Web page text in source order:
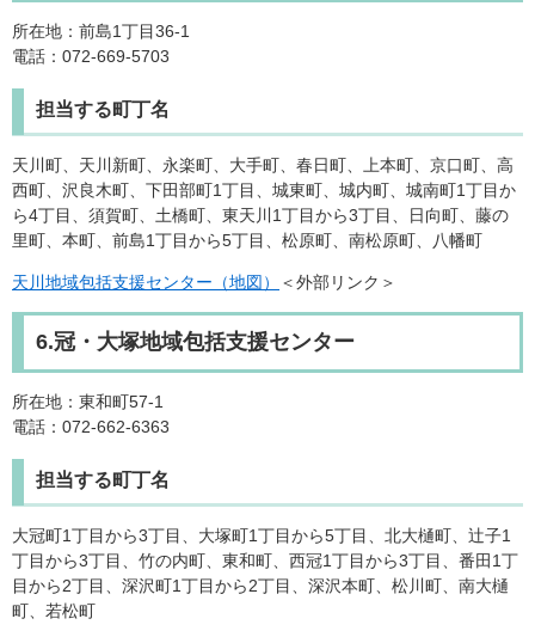
所在地：前島1丁目36-1
電話：072-669-5703
担当する町丁名
天川町、天川新町、永楽町、大手町、春日町、上本町、京口町、高
西町、沢良木町、下田部町1丁目、城東町、城内町、城南町1丁目か
ら4丁目、須賀町、土橋町、東天川1丁目から3丁目、日向町、藤の
里町、本町、前島1丁目から5丁目、松原町、南松原町、八幡町
天川地域包括支援センター（地図） ＜外部リンク＞
6.冠・大塚地域包括支援センター
所在地：東和町57-1
電話：072-662-6363
担当する町丁名
大冠町1丁目から3丁目、大塚町1丁目から5丁目、北大樋町、辻子1
丁目から3丁目、竹の内町、東和町、西冠1丁目から3丁目、番田1丁
目から2丁目、深沢町1丁目から2丁目、深沢本町、松川町、南大樋
町、若松町